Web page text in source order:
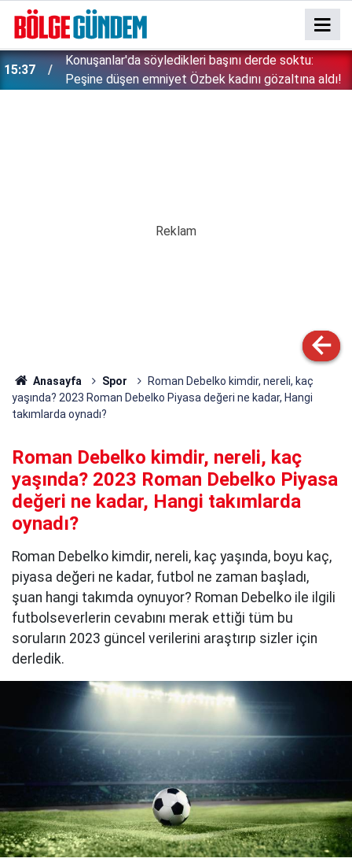
15:37
Konuşanlar'da söyledikleri başını derde soktu:
Peşine düşen emniyet Özbek kadını gözaltına aldı!
Anasayfa Spor
Roman Debelko kimdir, nereli, kaç
yaşında? 2023 Roman Debelko Piyasa değeri ne kadar, Hangi
takımlarda oynadı?
Roman Debelko kimdir, nereli, kaç
yaşında? 2023 Roman Debelko Piyasa
değeri ne kadar, Hangi takımlarda
oynadı?
Roman Debelko kimdir, nereli, kaç yaşında, boyu kaç,
piyasa değeri ne kadar, futbol ne zaman başladı,
şuan hangi takımda oynuyor? Roman Debelko ile ilgili
futbolseverlerin cevabını merak ettiği tüm bu
soruların 2023 güncel verilerini araştırıp sizler için
derledik.